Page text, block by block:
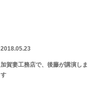
2018.05.23
加賀妻工務店で、後藤が講演しま
す